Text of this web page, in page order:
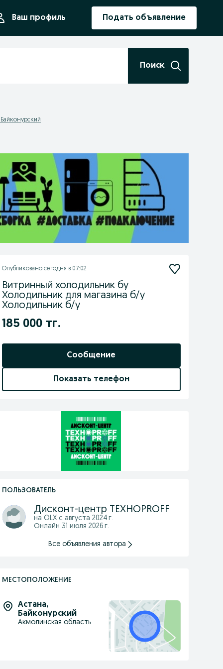
Ваш профиль Подать объявление
Поиск
Опубликовано сегодня в 07:02
Витринный холодильник бу
Холодильник для магазина б/у
Холодильник б/у
185 000 тг.
Сообщение
Показать телефон
ПОЛЬЗОВАТЕЛЬ
Дисконт-центр ТЕХНОPROFF
на OLX с августа 2024 г.
Онлайн 31 июля 2026 г.
Все объявления автора
МЕСТОПОЛОЖЕНИЕ
Астана,
Байконурский
Акмолинская область